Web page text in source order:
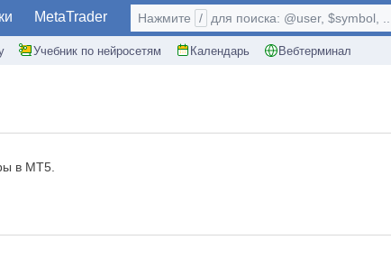
MetaTrader
Учебник по нейросетям Календарь Вебтерминал
Нажмите / для поиска: @user, $symbol, ...
в MT5.